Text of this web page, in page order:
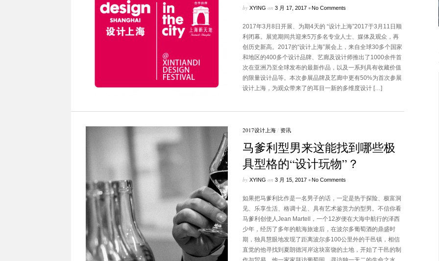
by XYING on 3 月 17, 2017 •No Comments
2017年3月8日开展、为期4天的 “设计上海”2017于3月11日顺
利闭幕。展览期间共迎来5万多名专业人士、媒体及观众，再
创历史新高。2017的“设计上海”展会上，来自全球30多个国家
和地区的400多个设计品牌、艺廊及设计师推出了1000余件首
次在亚洲乃至全球发布的最新作品，以及一系列具有收藏价值
的限量设计品等。本次参展品牌及艺廊中更有50%为首次参展
设计上海，为观众带来了的耳目一新的多维度设计 […]
2017设计上海/ 资讯
马爹利型男来这能找到哪些极
具型格的“设计玩物”？
by XYING on 3 月 15, 2017 •No Comments
如果把马爹利比作是一名男子的话，一定是热于探险、极富洞
见、乐享生活、格调十足、具有艺术鉴赏力的型男。不信你看
马爹利创使人Jean Martell，一个12岁便在大海中航行的泽西
少年，经历了多年的航海旅途后，在波尔多葡萄酒的鼎盛时
期，独具慧眼地发现了距离波尔多100公里外的干邑镇，相信
直觉的他寻找到夏朗德河岸这块富饶的土地，开始了干邑的制